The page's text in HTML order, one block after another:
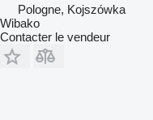
Pologne, Kojszówka
Wibako
Contacter le vendeur